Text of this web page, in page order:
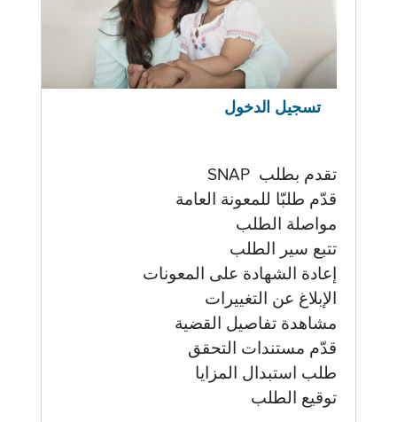
تسجيل الدخول
تقدم بطلب SNAP
قدّم طلبّا للمعونة العامة
مواصلة الطلب
تتبع سير الطلب
إعادة الشهادة على المعونات
الإبلاغ عن التغييرات
مشاهدة تفاصيل القضية
قدّم مستندات التحقق
طلب استبدال المزايا
توقيع الطلب